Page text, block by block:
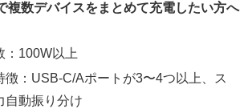
複数デバイスをまとめて充電したい方へ
：100W以上
徴：USB-C/Aポートが3〜4つ以上、ス
自動振り分け